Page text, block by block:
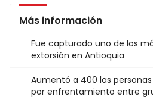
Más información
Fue capturado uno de los
extorsión en Antioquia
Aumentó a 400 las
por enfrentamiento entre